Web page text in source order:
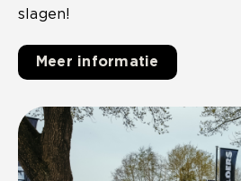
slagen!
Meer informatie